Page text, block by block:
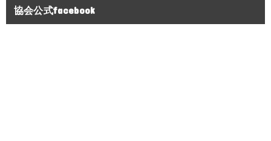
協会公式facebook